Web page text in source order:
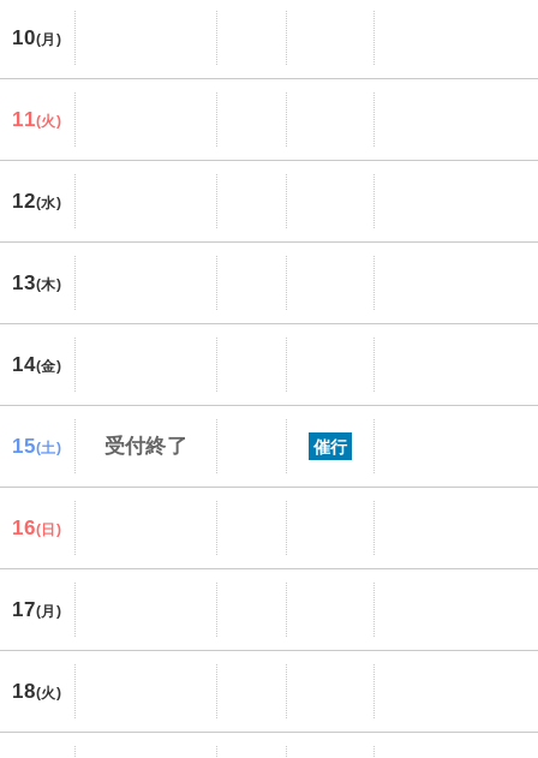
10(月)
11(火)
12(水)
13(木)
14(金)
15(土) 受付終了 催行
16(日)
17(月)
18(火)